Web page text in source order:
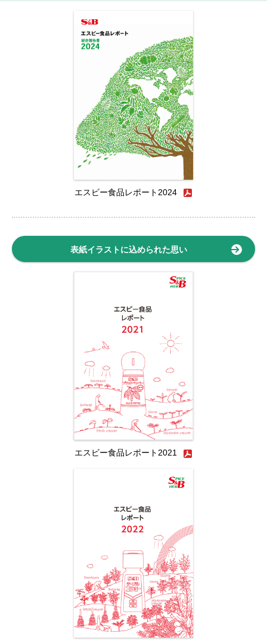
エスビー食品レポート2024
表紙イラストに込められた思い
エスビー食品レポート2021